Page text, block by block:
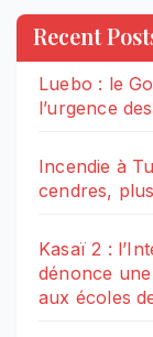
Recent
Luebo : le
l’urgence
Incendie à
cendres,
Kasaï 2 :
dénonce
aux écoles